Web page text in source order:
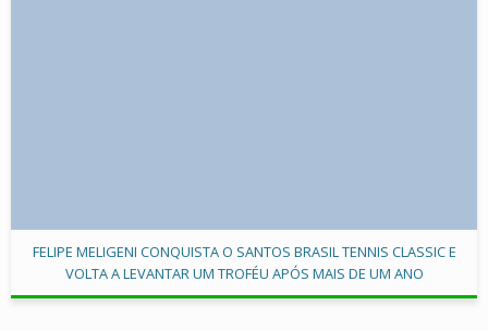
FELIPE MELIGENI CONQUISTA O SANTOS BRASIL TENNIS CLASSIC E
VOLTA A LEVANTAR UM TROFÉU APÓS MAIS DE UM ANO